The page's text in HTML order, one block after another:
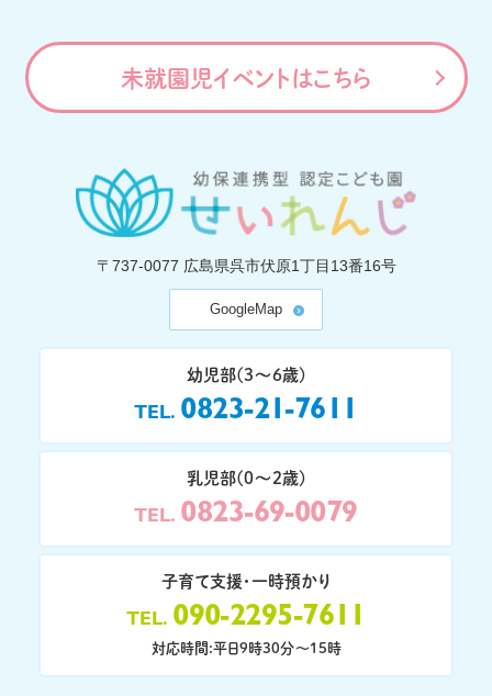
未就園児イベントはこちら
〒737-0077 広島県呉市伏原1丁目13番16号
GoogleMap
幼児部(3〜6歳)
TEL 0823-21-7611
乳児部(0〜2歳)
TEL 0823-69-0079
子育て支援・一時預かり
TEL 090-2295-7611
対応時間:平日9時30分〜15時